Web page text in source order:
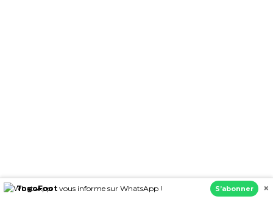
TogoFoot vous informe sur WhatsApp ! S’abonner ×